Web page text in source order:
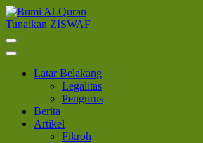
Lompat
ke
konten
(Tekan
Tunaikan ZISWAF
Latar Belakang
Legalitas
Pengurus
Berita
Artikel
Fikroh